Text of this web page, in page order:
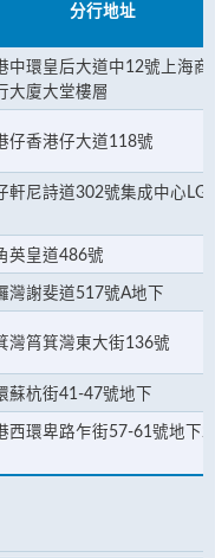
分行地址
中環皇后大道中12號上海商
大廈大堂樓層
仔香港仔大道118號
軒尼詩道302號集成中心
英皇道486號
灣謝斐道517號A地下
灣筲箕灣東大街136號
蘇杭街41-47號地下
西環卑路乍街57-61號地下2